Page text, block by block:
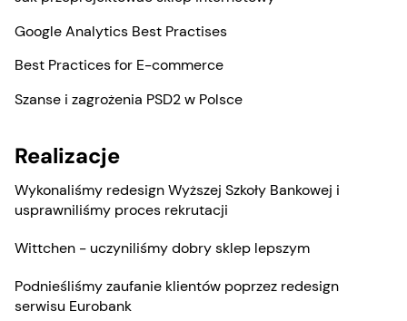
Google Analytics Best Practises
Best Practices for E-commerce
Szanse i zagrożenia PSD2 w Polsce
Realizacje
Wykonaliśmy redesign Wyższej Szkoły Bankowej i
usprawniliśmy proces rekrutacji
Wittchen - uczyniliśmy dobry sklep lepszym
Podnieśliśmy zaufanie klientów poprzez redesign
serwisu Eurobank